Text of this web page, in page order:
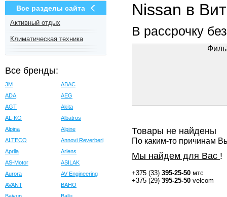
Все разделы сайта
Активный отдых
Климатическая техника
Все бренды:
3M
ABAC
ADA
AEG
AGT
Akita
AL-KO
Albatros
Alpina
Alpine
ALTECO
Annovi Reverberi
Aprila
Ariens
AS-Motor
ASILAK
Aurora
AV Engineering
AVANT
BAHO
Nissan в
В рассрочку
Товары не найдены
По каким-то причинам
Мы найдем для Вас !
+375 (33) 395-25-50 мтс
+375 (29) 395-25-50 velcom